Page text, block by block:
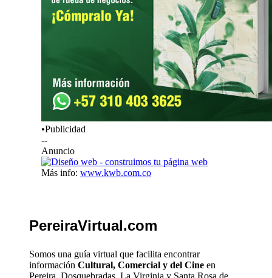
•Publicidad
--
Anuncio
Más info: www.kwb.com.co
PereiraVirtual.com
Somos una guía virtual que facilita encontrar
información Cultural, Comercial y del Cine en
Pereira, Dosquebradas, La Virginia y Santa Rosa de